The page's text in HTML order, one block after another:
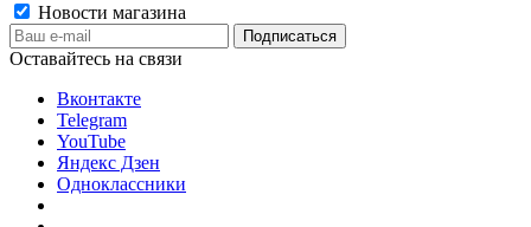
Новости магазина
Оставайтесь на связи
Вконтакте
Telegram
YouTube
Яндекс Дзен
Одноклассники